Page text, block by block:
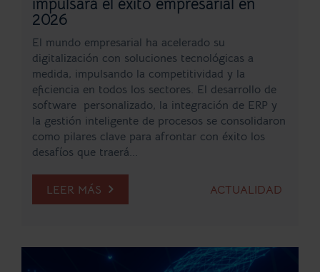
2026
El mundo empresarial ha acelerado su
digitalización con soluciones tecnológicas a
medida, impulsando la competitividad y la
eficiencia en todos los sectores. El desarrollo de
software personalizado, la integración de ERP y
la gestión inteligente de procesos se consolidaron
como pilares clave para afrontar con éxito los
desafíos que traerá...
LEER MÁS ACTUALIDAD